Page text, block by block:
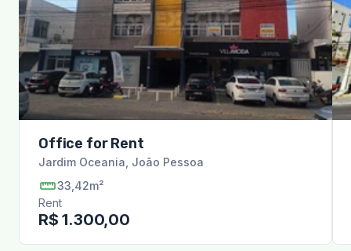
Office for Rent
Jardim Oceania João Pessoa
33,42m²
Rent
R$ 1.300,00